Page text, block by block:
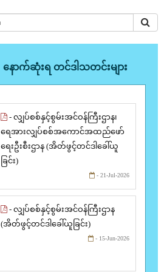
နောက်ဆုံးရ တင်ဒါသတင်းများ
- လျှပ်စစ်နှင့်စွမ်းအင်ဝန်ကြီးဌာန၊
ရေအားလျှပ်စစ်အကောင်အထည်ဖော်
ရေးဦးစီးဌာန (အိတ်ဖွင့်တင်ဒါခေါ်ယူ
ခြင်း)
- 21-Jul-2026
- လျှပ်စစ်နှင့်စွမ်းအင်ဝန်ကြီးဌာန
(အိတ်ဖွင့်တင်ဒါခေါ်ယူခြင်း)
- 15-Jun-2026